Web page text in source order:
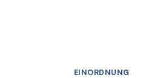
EINORDNUNG